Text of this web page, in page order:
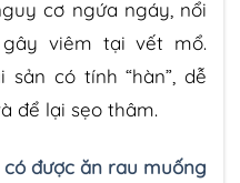
cơ ngứa ngáy, nổi
viêm tại vết mổ.
có tính “hàn”, dễ
để lại sẹo thâm.
được ăn rau muống